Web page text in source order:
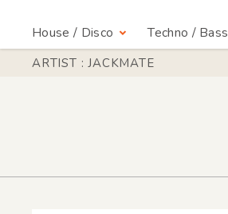
House / Disco Techno / Bass
ARTIST : JACKMATE